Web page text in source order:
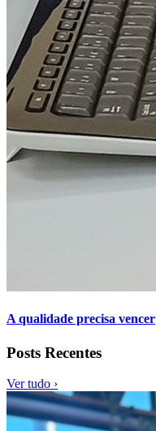
A qualidade precisa vencer
Posts Recentes
Ver tudo ›